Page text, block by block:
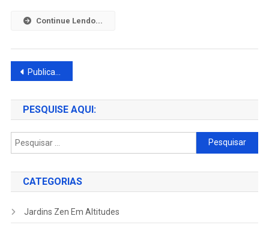
Continue Lendo...
Navegação
por
posts
Publicações mais antigas
PESQUISE AQUI:
Pesquisar
por:
CATEGORIAS
Jardins Zen Em Altitudes